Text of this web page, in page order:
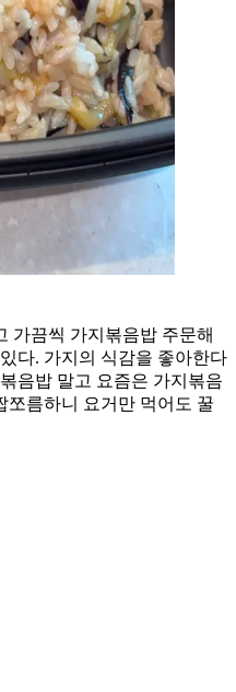
가끔씩 가지볶음밥 주문해
다. 가지의 식감을 좋아한다
음밥 말고 요즘은 가지볶음
쪼름하니 요거만 먹어도 꿀